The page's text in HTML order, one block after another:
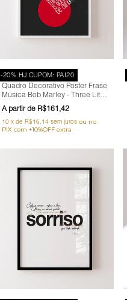
-20% HJ CUPOM: PAI20
Quadro Decorativo Poster Frase
Música Bob Marley - Three Little
Birds, Motivacional
R$161,42
10 x de R$16,14 sem juros